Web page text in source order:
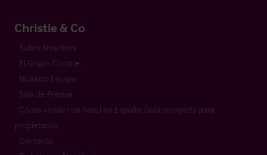
Christie & Co
Sobre Nosotros
El Grupo Christie
Nuestro Equipo
Sala de Prensa
Cómo vender un hotel en España: Guía completa para
propietarios
Contacto